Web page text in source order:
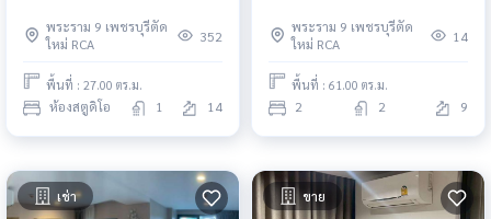
ห้องสตูดิโอ (ขาย) TARN272
พระราม 9 เพชรบุรีตัด
ใหม่ RCA
352
พื้นที่ : 27.00 ตร.ม.
ห้องสตูดิโอ 1 14
พระราม 9 เพชรบุรีตัด
ใหม่ RCA
14
พื้นที่ : 61.00 ตร.ม.
2 2 9
เช่า ขาย